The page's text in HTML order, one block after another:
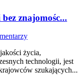
znajomośc...
życia,
technologii, jest
szukających...